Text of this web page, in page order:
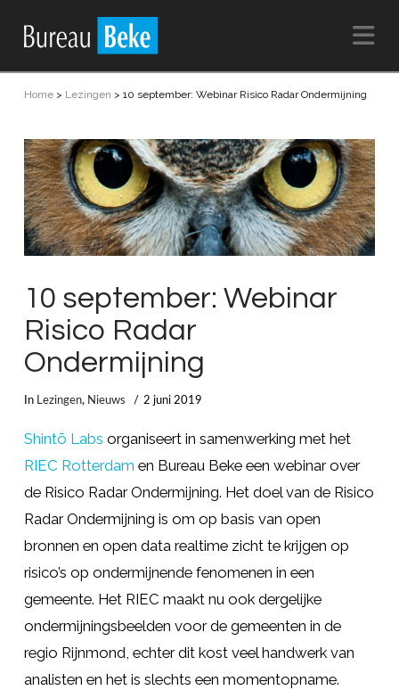
Home> Lezingen > 10 september: Webinar Risico Radar Ondermijning
10 september: Webinar
Risico Radar
Ondermijning
In Lezingen, Nieuws 2 juni 2019
Shintō Labs organiseert in samenwerking met het
RIEC Rotterdam en Bureau Beke een webinar over
de Risico Radar Ondermijning. Het doel van de Risico
Radar Ondermijning is om op basis van open
bronnen en open data realtime zicht te krijgen op
risico’s op ondermijnende fenomenen in een
gemeente. Het RIEC maakt nu ook dergelijke
ondermijningsbeelden voor de gemeenten in de
regio Rijnmond, echter dit kost veel handwerk van
analisten en het is slechts een momentopname.